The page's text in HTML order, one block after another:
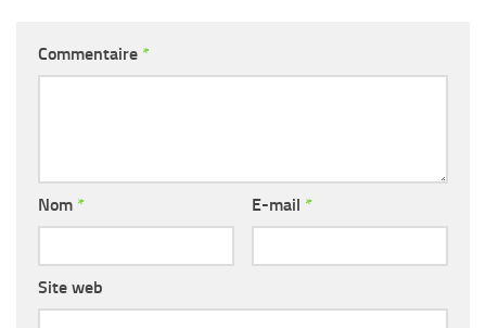
Commentaire *
Nom * E-mail *
Site web